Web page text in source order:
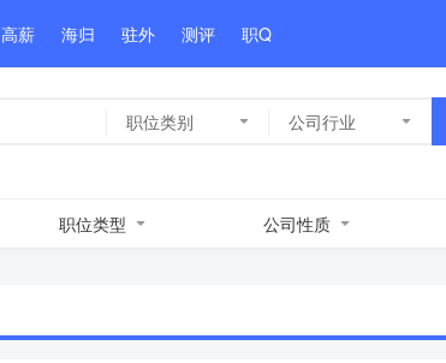
高薪 海归 驻外 测评 职Q
职位类别 公司行业
职位类型 公司性质